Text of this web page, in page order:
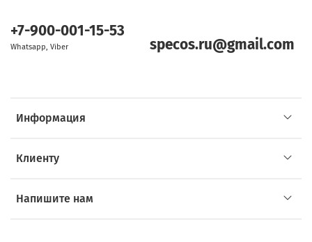
Информация
Клиенту
Напишите нам
+7-900-001-15-53
Whatsapp, Viber specos.ru@gmail.com